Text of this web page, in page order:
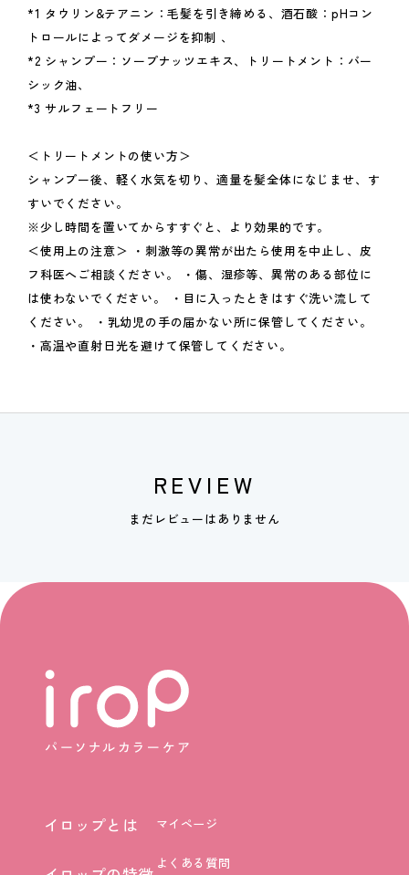
*1 タウリン&テアニン：毛髪を引き締める、酒石酸：pHコン
トロールによってダメージを抑制 、
*2 シャンプー：ソープナッツエキス、トリートメント：バー
シック油、
*3 サルフェートフリー
＜トリートメントの使い方＞
シャンプー後、軽く水気を切り、適量を髪全体になじませ、す
すいでください。
※少し時間を置いてからすすぐと、より効果的です。
＜使用上の注意＞ ・刺激等の異常が出たら使用を中止し、皮
フ科医へご相談ください。 ・傷、湿疹等、異常のある部位に
は使わないでください。 ・目に入ったときはすぐ洗い流して
ください。 ・乳幼児の手の届かない所に保管してください。
・高温や直射日光を避けて保管してください。
REVIEW
まだレビューはありません
イロップとは マイページ
よくある質問